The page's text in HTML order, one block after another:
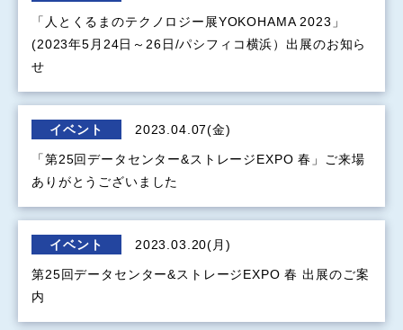
「人とくるまのテクノロジー展YOKOHAMA 2023」
(2023年5月24日～26日/パシフィコ横浜）出展のお知ら
せ
イベント 2023.04.07(金)
「第25回データセンター&ストレージEXPO 春」ご来場
ありがとうございました
イベント 2023.03.20(月)
第25回データセンター&ストレージEXPO 春 出展のご案
内